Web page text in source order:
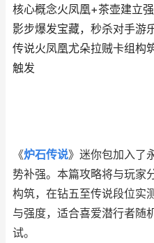
核心概念火凤凰+茶壶建立
影步爆发宝藏，秒杀对手游
传说火凤凰尤朵拉贼卡组构
触发
《炉石传说》迷你包加入了
势补强。本篇攻略将与玩家
构筑，在钻五至传说段位实
与强度，适合喜爱潜行者随
试。